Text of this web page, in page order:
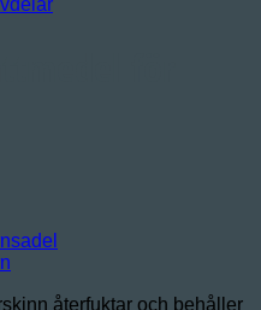
för
återfuktar och behåller